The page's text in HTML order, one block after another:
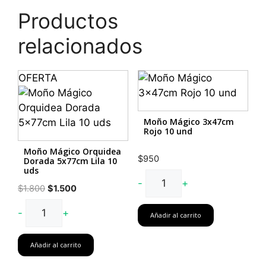
Productos
relacionados
OFERTA
Moño Mágico Orquidea
Dorada 5x77cm Lila 10
uds
$1.800 El
original
$1.500El
$1.500.
-
Moño
Orquidea
Dorada
+
Añadir al carrito
Moño Mágico 3x47cm
Rojo 10 und
$950
-
Moño
3x47cm
Rojo
+
Añadir al carrito